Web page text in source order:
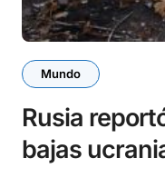
Mundo
Rusia
bajas